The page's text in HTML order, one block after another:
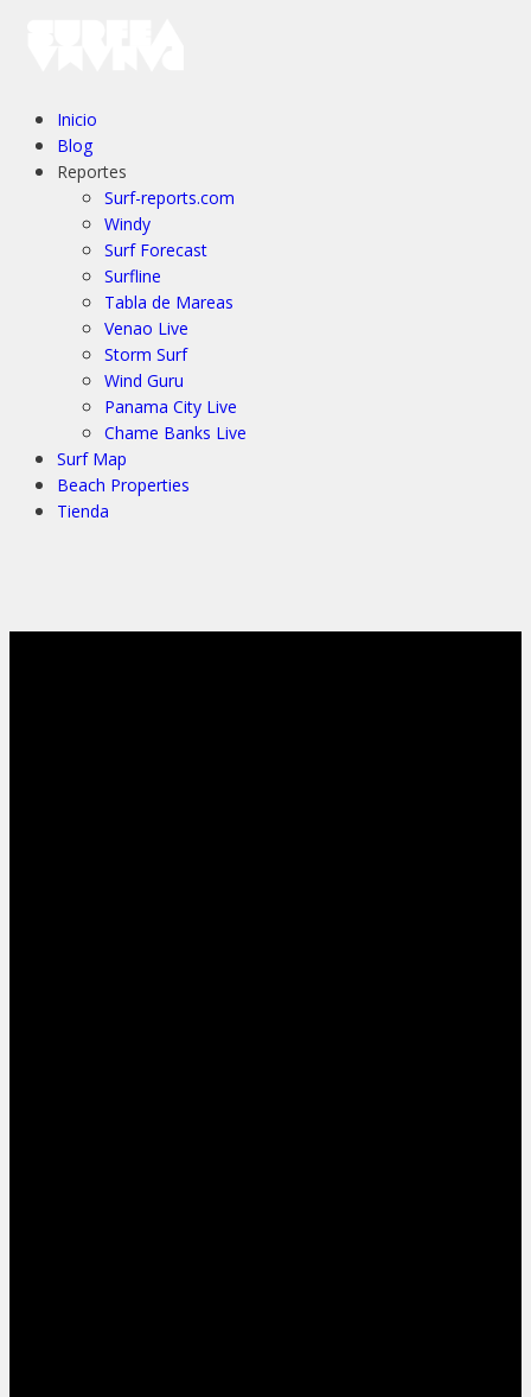
Inicio
Blog
Reportes
Surf-reports.com
Windy
Surf Forecast
Surfline
Tabla de Mareas
Venao Live
Storm Surf
Wind Guru
Panama City Live
Chame Banks Live
Surf Map
Beach Properties
Tienda